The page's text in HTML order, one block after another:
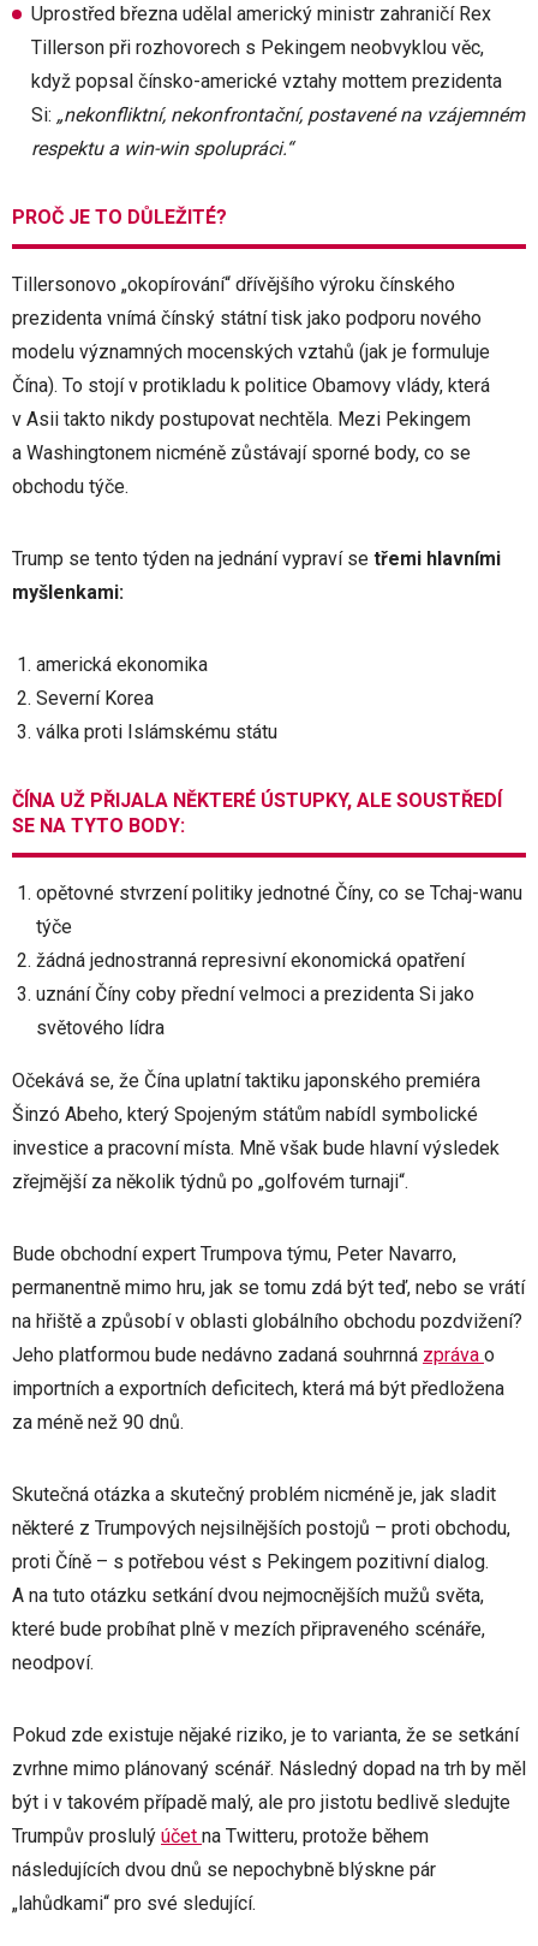
Uprostřed března udělal americký ministr zahraničí Rex
Tillerson při rozhovorech s Pekingem neobvyklou věc,
když popsal čínsko-americké vztahy mottem prezidenta
Si: „nekonfliktní, nekonfrontační, postavené na vzájemném
respektu a win-win spolupráci.“
PROČ JE TO DŮLEŽITÉ?
Tillersonovo „okopírování“ dřívějšího výroku čínského
prezidenta vnímá čínský státní tisk jako podporu nového
modelu významných mocenských vztahů (jak je formuluje
Čína). To stojí v protikladu k politice Obamovy vlády, která
v Asii takto nikdy postupovat nechtěla. Mezi Pekingem
a Washingtonem nicméně zůstávají sporné body, co se
obchodu týče.
Trump se tento týden na jednání vypraví se třemi hlavními
myšlenkami:
americká ekonomika
Severní Korea
válka proti Islámskému státu
ČÍNA UŽ PŘIJALA NĚKTERÉ ÚSTUPKY, ALE SOUSTŘEDÍ
SE NA TYTO BODY:
opětovné stvrzení politiky jednotné Číny, co se Tchaj-wanu
týče
žádná jednostranná represivní ekonomická opatření
uznání Číny coby přední velmoci a prezidenta Si jako
světového lídra
Očekává se, že Čína uplatní taktiku japonského premiéra
Šinzó Abeho, který Spojeným státům nabídl symbolické
investice a pracovní místa. Mně však bude hlavní výsledek
zřejmější za několik týdnů po „golfovém turnaji“.
Bude obchodní expert Trumpova týmu, Peter Navarro,
permanentně mimo hru, jak se tomu zdá být teď, nebo se vrátí
na hřiště a způsobí v oblasti globálního obchodu pozdvižení?
Jeho platformou bude nedávno zadaná souhrnná zpráva o
importních a exportních deficitech, která má být předložena
za méně než 90 dnů.
Skutečná otázka a skutečný problém nicméně je, jak sladit
některé z Trumpových nejsilnějších postojů – proti obchodu,
proti Číně – s potřebou vést s Pekingem pozitivní dialog.
A na tuto otázku setkání dvou nejmocnějších mužů světa,
které bude probíhat plně v mezích připraveného scénáře,
neodpoví.
Pokud zde existuje nějaké riziko, je to varianta, že se setkání
zvrhne mimo plánovaný scénář. Následný dopad na trh by měl
být i v takovém případě malý, ale pro jistotu bedlivě sledujte
Trumpův proslulý účet na Twitteru, protože během
následujících dvou dnů se nepochybně blýskne pár
„lahůdkami“ pro své sledující.